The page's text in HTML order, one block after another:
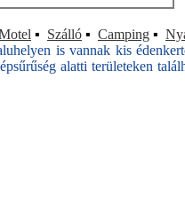
▪ Szálló ▪ Camping ▪
is vannak kis
alatti területeken